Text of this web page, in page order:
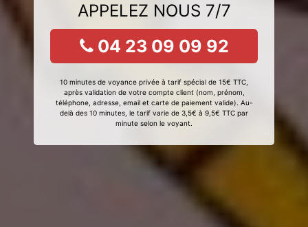
APPELEZ NOUS 7/7
04 23 09 09 92
10 minutes de voyance privée à tarif spécial de 15€ TTC,
après validation de votre compte client (nom, prénom,
téléphone, adresse, email et carte de paiement valide). Au-
delà des 10 minutes, le tarif varie de 3,5€ à 9,5€ TTC par
minute selon le voyant.